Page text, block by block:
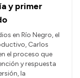
y primer
en Río Negro, el
Carlos
el proceso que
y respuesta
la